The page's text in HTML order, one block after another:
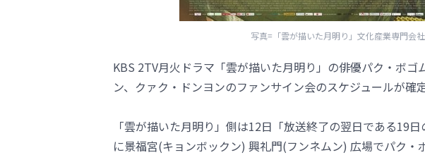
写真=「雲が描いた月明り」文化産業専門会社
KBS 2TV月火ドラマ「雲が描いた月明り」の俳優パク・ボゴ
ン、クァク・ドンヨンのファンサイン会のスケジュールが確
「雲が描いた月明り」側は12日「放送終了の翌日である19
に景福宮(キョンボックン) 興礼門(フンネムン) 広場でパク・